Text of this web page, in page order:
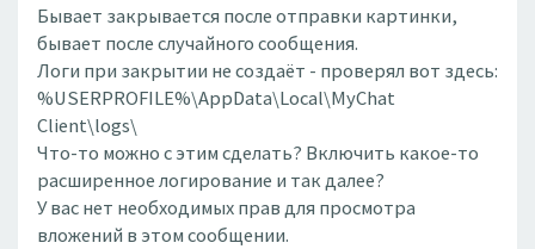
Бывает закрывается после отправки картинки,
бывает после случайного сообщения.
Логи при закрытии не создаёт - проверял вот здесь:
%USERPROFILE%\AppData\Local\MyChat
Client\logs\
Что-то можно с этим сделать? Включить какое-то
расширенное логирование и так далее?
У вас нет необходимых прав для просмотра
вложений в этом сообщении.